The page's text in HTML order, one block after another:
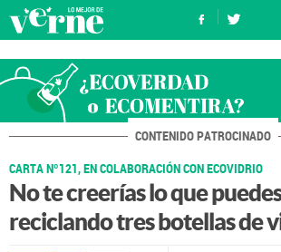
CONTENIDO PATROCINADO
CARTA Nº121, EN COLABORACIÓN CON ECOVIDRIO
No te creerías lo que
reciclando tres botellas de